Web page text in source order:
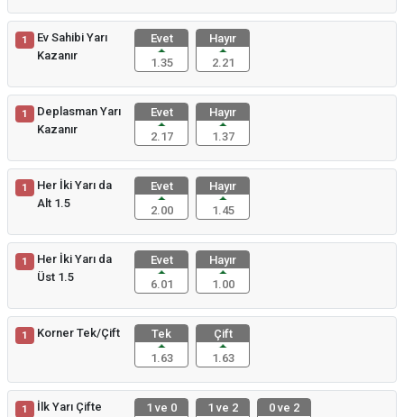
1
Ev Sahibi Yarı
Kazanır
Evet
1.35
Hayır
2.21
1
Deplasman Yarı
Kazanır
Evet
2.17
Hayır
1.37
1
Her İki Yarı da
Alt 1.5
Evet
2.00
Hayır
1.45
1
Her İki Yarı da
Üst 1.5
Evet
6.01
Hayır
1.00
1 Korner Tek/Çift
Tek
1.63
Çift
1.63
1
İlk Yarı Çifte
1 ve 0
1 ve 2
0 ve 2